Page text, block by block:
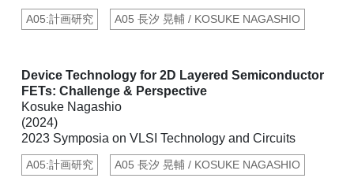
A05:計画研究 A05 長汐 晃輔 / KOSUKE NAGASHIO
Device Technology for 2D Layered Semiconductor
FETs: Challenge & Perspective
Kosuke Nagashio
(2024)
2023 Symposia on VLSI Technology and Circuits
A05:計画研究 A05 長汐 晃輔 / KOSUKE NAGASHIO